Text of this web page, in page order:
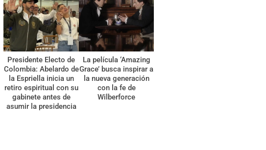
Presidente Electo de
Colombia: Abelardo de
la Espriella inicia un
retiro espiritual con su
gabinete antes de
asumir la presidencia
La película ‘Amazing
Grace’ busca inspirar a
la nueva generación
con la fe de
Wilberforce